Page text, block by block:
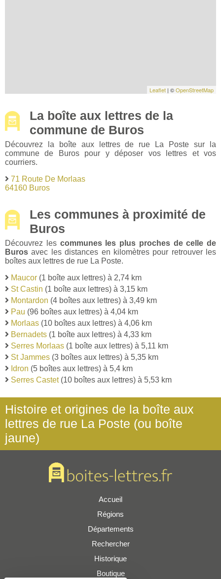
Leaflet | ©OpenStreetMap
La boîte aux lettres de la
commune de Buros
Découvrez la boîte aux lettres de rue La Poste sur la
commune de Buros pour y déposer vos lettres et vos
courriers.
71 Route De Morlaas
64160 Buros
Les communes à proximité de
Buros
Découvrez les communes les plus proches de celle de
Buros avec les distances en kilomètres pour retrouver les
boîtes aux lettres de rue La Poste.
Maucor (1 boîte aux lettres) à 2,74 km
St Castin (1 boîte aux lettres) à 3,15 km
Montardon (4 boîtes aux lettres) à 3,49 km
Pau (96 boîtes aux lettres) à 4,04 km
Morlaas (10 boîtes aux lettres) à 4,06 km
Bernadets (1 boîte aux lettres) à 4,33 km
Serres Morlaas (1 boîte aux lettres) à 5,11 km
St Jammes (3 boîtes aux lettres) à 5,35 km
Idron (5 boîtes aux lettres) à 5,4 km
Serres Castet(10 boîtes aux lettres) à 5,53 km
Histoire et origines de la boîte aux
lettres de rue La Poste (ou boîte
jaune)
Accueil
Régions
Départements
Rechercher
Historique
Boutique